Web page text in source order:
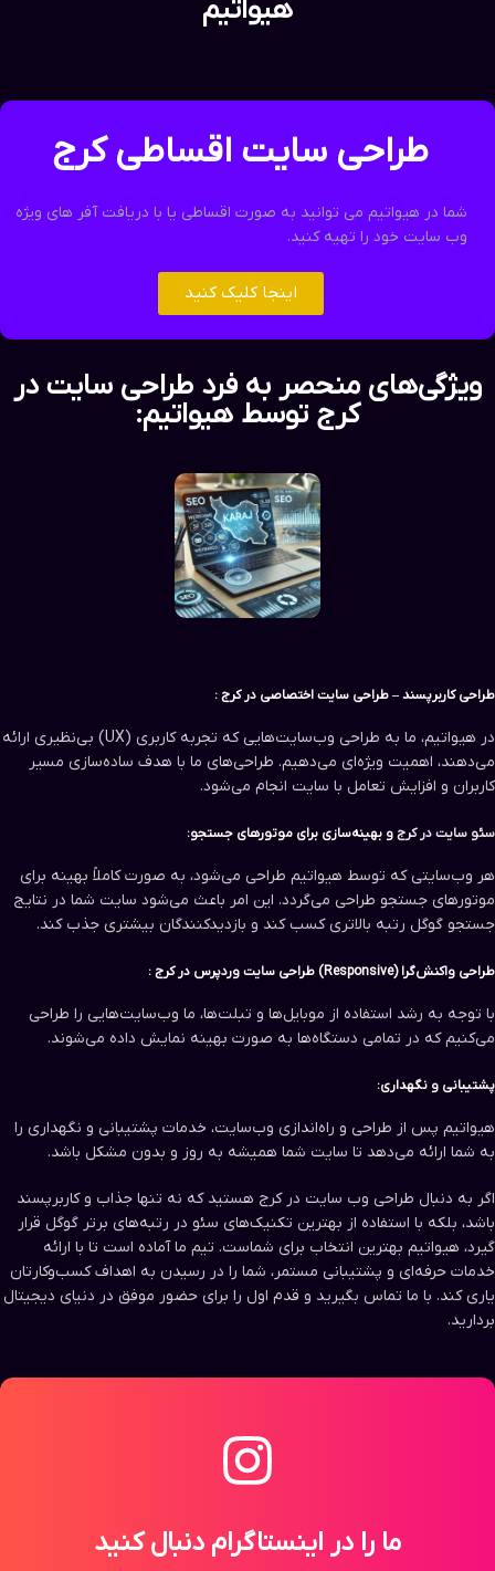
هیواتیم
طراحی سایت اقساطی کرج
شما در هیواتیم می توانید به صورت اقساطی یا با دریافت آفر های ویژه
وب سایت خود را تهیه کنید.
اینجا کلیک کنید
ویژگی‌های منحصر به فرد طراحی سایت در
کرج توسط هیواتیم:
طراحی کاربرپسند – طراحی سایت اختصاصی در کرج :
در هیواتیم، ما به طراحی وب‌سایت‌هایی که تجربه کاربری (UX) بی‌نظیری ارائه
می‌دهند، اهمیت ویژه‌ای می‌دهیم. طراحی‌های ما با هدف ساده‌سازی مسیر
کاربران و افزایش تعامل با سایت انجام می‌شود.
سئو سایت در کرجو بهینه‌سازی برای موتورهای جستجو:
هر وب‌سایتی که توسط هیواتیم طراحی می‌شود، به صورت کاملاً بهینه برای
موتورهای جستجو طراحی می‌گردد. این امر باعث می‌شود سایت شما در نتایج
جستجو گوگل رتبه بالاتری کسب کند و بازدیدکنندگان بیشتری جذب کند.
طراحی واکنش‌گرا (Responsive) طراحی سایت وردپرس در کرج :
با توجه به رشد استفاده از موبایل‌ها و تبلت‌ها، ما وب‌سایت‌هایی را طراحی
می‌کنیم که در تمامی دستگاه‌ها به صورت بهینه نمایش داده می‌شوند.
پشتیبانی و نگهداری:
هیواتیم پس از طراحی و راه‌اندازی وب‌سایت، خدمات پشتیبانی و نگهداری را
به شما ارائه می‌دهد تا سایت شما همیشه به روز و بدون مشکل باشد.
اگر به دنبال طراحی وب سایت در کرج هستید که نه تنها جذاب و کاربرپسند
باشد، بلکه با استفاده از بهترین تکنیک‌های سئو در رتبه‌های برتر گوگل قرار
گیرد، هیواتیم بهترین انتخاب برای شماست. تیم ما آماده است تا با ارائه
خدمات حرفه‌ای و پشتیبانی مستمر، شما را در رسیدن به اهداف کسب‌وکارتان
یاری کند. با ما تماس بگیرید و قدم اول را برای حضور موفق در دنیای دیجیتال
بردارید.
ما را در اینستاگرام دنبال کنید